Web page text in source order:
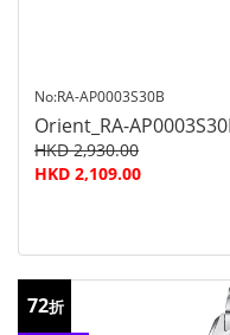
No:RA-AP0003S30B
Orient_RA-
HKD 2,930.00
HKD 2,109.00
72折